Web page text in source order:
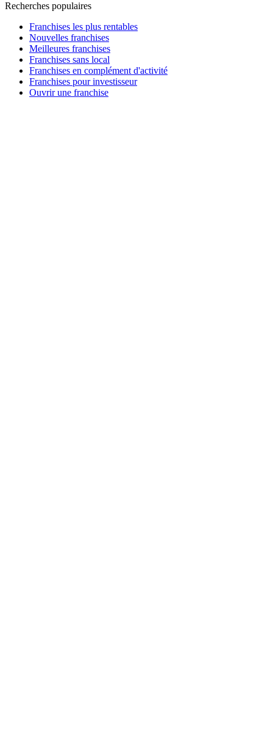
Recherches populaires
Franchises les plus rentables
Nouvelles franchises
Meilleures franchises
Franchises sans local
Franchises en complément d'activité
Franchises pour investisseur
Ouvrir une franchise